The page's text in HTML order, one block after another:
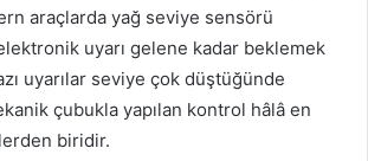
araçlarda yağ seviye sensörü
uyarı gelene kadar beklemek
uyarılar seviye çok düştüğünde
çubukla yapılan kontrol hâlâ en
biridir.